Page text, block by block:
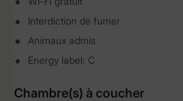
Interdiction de fumer
Animaux admis
Energy label: C
Chambre(s) à coucher